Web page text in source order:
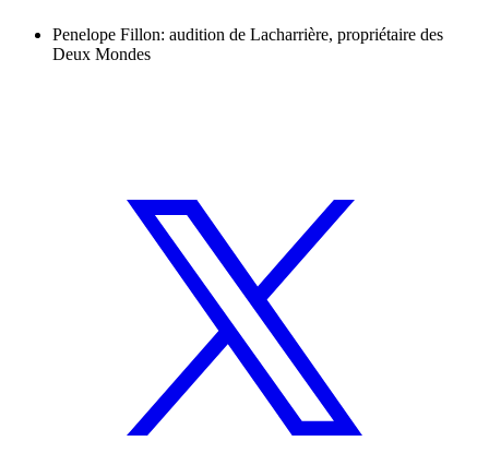
Penelope Fillon: audition de Lacharrière, propriétaire des
Deux Mondes